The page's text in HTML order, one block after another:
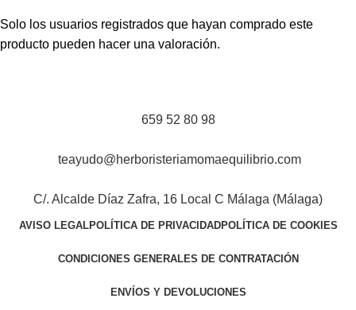
Solo los usuarios registrados que hayan comprado este
producto pueden hacer una valoración.
659 52 80 98
teayudo@herboristeriamomaequilibrio.com
C/. Alcalde Díaz Zafra, 16 Local C Málaga (Málaga)
AVISO LEGALPOLÍTICA DE PRIVACIDADPOLÍTICA DE COOKIES
CONDICIONES GENERALES DE CONTRATACIÓN
ENVÍOS Y DEVOLUCIONES